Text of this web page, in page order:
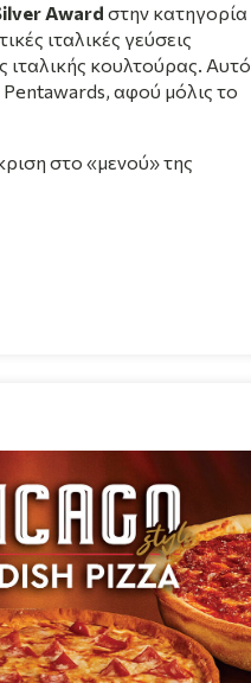
Award στην κατηγορία
ιταλικές γεύσεις
ιταλικής κουλτούρας. Αυτό
Pentawards, αφού μόλις το
στο «μενού» της